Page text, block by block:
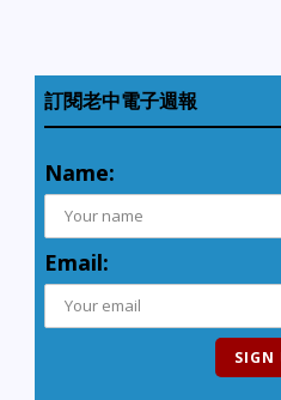
訂閱老中電子週報
Name:
Email: